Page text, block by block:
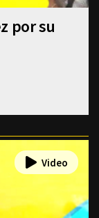
por su